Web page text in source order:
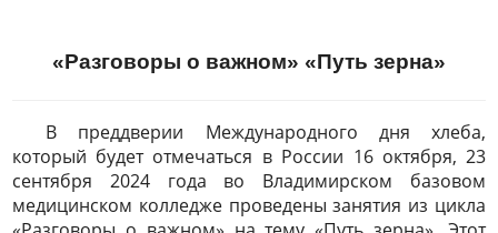
«Разговоры о важном» «Путь зерна»
В преддверии Международного дня хлеба,
который будет отмечаться в России 16 октября, 23
сентября 2024 года во Владимирском базовом
медицинском колледже проведены занятия из цикла